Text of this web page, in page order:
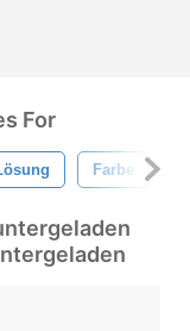
For
Farbe